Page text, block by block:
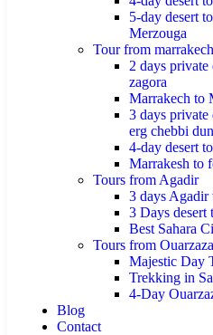
5-day desert
Merzouga
Tour from marrakech
2 days private
zagora
Marrakech to
3 days private
erg chebbi
4-day desert
Marrakesh to
Tours from Agadir
3 days Agadir
3 Days
Best Sahara
Tours from
Majestic Day
Trekking in
4-Day
Blog
Contact